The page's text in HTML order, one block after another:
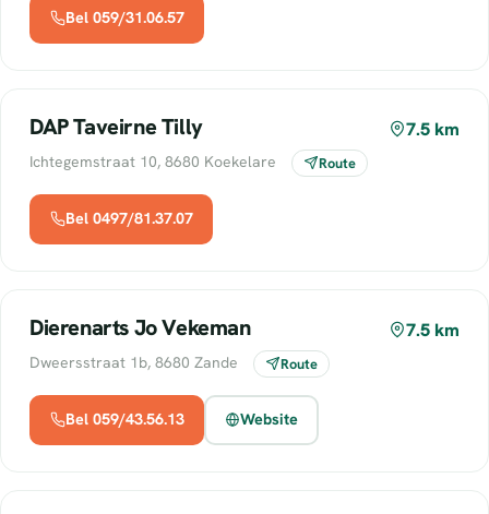
Bel 059/31.06.57
DAP Taveirne Tilly 7.5 km
Ichtegemstraat 10, 8680 Koekelare Route
Bel 0497/81.37.07
Dierenarts Jo Vekeman 7.5 km
Dweersstraat 1b, 8680 Zande Route
Bel 059/43.56.13 Website